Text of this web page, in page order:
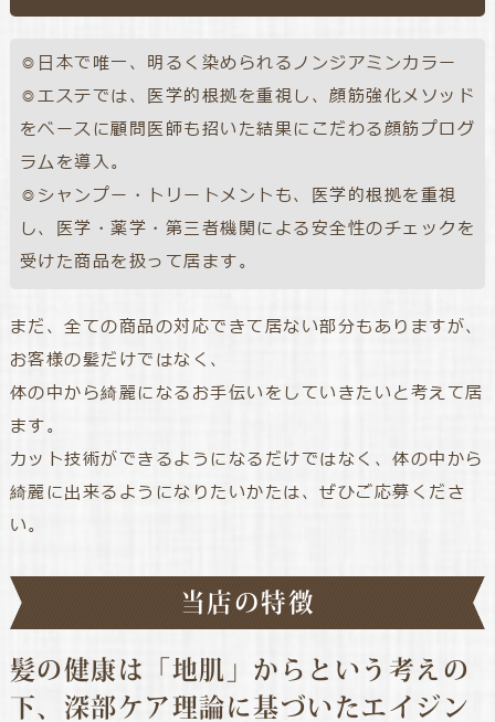
◎日本で唯一、明るく染められるノンジアミンカラー
◎エステでは、医学的根拠を重視し、顔筋強化メソッド
をベースに顧問医師も招いた結果にこだわる顔筋プログ
ラムを導入。
◎シャンプー・トリートメントも、医学的根拠を重視
し、医学・薬学・第三者機関による安全性のチェックを
受けた商品を扱って居ます。
まだ、全ての商品の対応できて居ない部分もありますが、
お客様の髪だけではなく、
体の中から綺麗になるお手伝いをしていきたいと考えて居
ます。
カット技術ができるようになるだけではなく、体の中から
綺麗に出来るようになりたいかたは、ぜひご応募くださ
い。
当店の特徴
髪の健康は「地肌」からという考えの
下、深部ケア理論に基づいたエイジン